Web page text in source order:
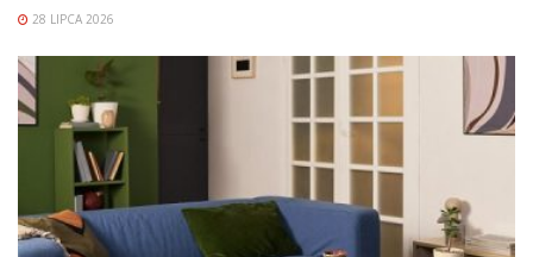
28 LIPCA 2026